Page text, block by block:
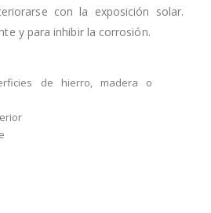
con la exposición solar.
y para inhibir la corrosión.
de hierro, madera o